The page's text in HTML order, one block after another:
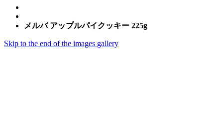
メルバ アップルパイクッキー 225g
Skip to the end of the images gallery